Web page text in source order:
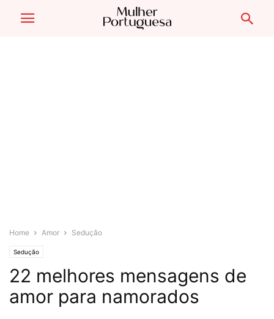
Home Amor Sedução
Sedução
22 melhores mensagens de
amor para namorados